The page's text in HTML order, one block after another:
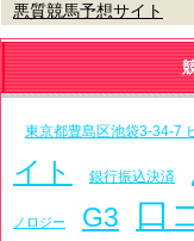
悪質競馬予想サイト
東京都豊島区池袋3-34-7
イト
銀行振込決済
ノロジー G3 口